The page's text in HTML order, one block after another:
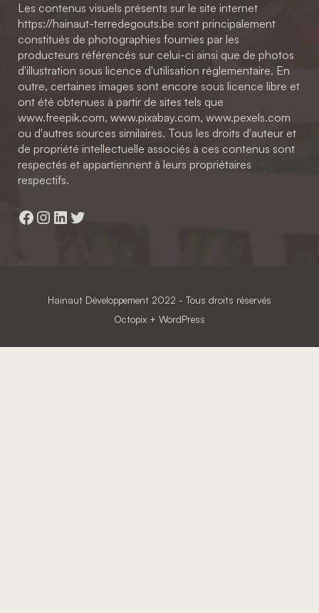
Les contenus visuels présents sur le site internet
https://hainaut-terredegouts.be sont principalement
constitués de photographies fournies par les
producteurs référencés sur celui-ci ainsi que de photos
d'illustration sous licence d'utilisation réglementaire. En
outre, certaines images sont encore sous licence libre et
ont été obtenues à partir de sites tels que
www.freepik.com, www.pixabay.com, www.pexels.com
ou d'autres sources similaires. Tous les droits d'auteur et
de propriété intellectuelle associés à ces contenus sont
respectés et appartiennent à leurs propriétaires
respectifs.
Facebook
Instagram
LinkedIn
Twitter
Hainaut Développement 2022 - Tous droits réservés
Octopix + WordPress